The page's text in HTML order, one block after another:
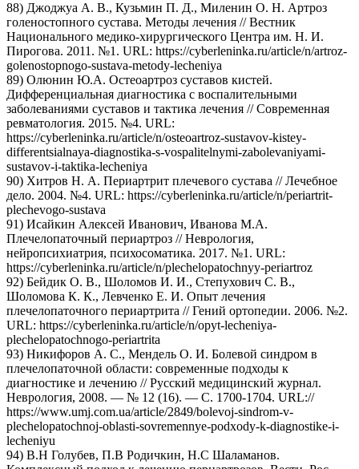
88) Джоджуа А. В., Кузьмин П. Д., Миленин О. Н. Артроз
голеностопного сустава. Методы лечения // Вестник
Национального медико-хирургического Центра им. Н. И.
Пирогова. 2011. №1. URL: https://cyberleninka.ru/article/n/artroz-
golenostopnogo-sustava-metody-lecheniya
89) Олюнин Ю.А. Остеоартроз суставов кистей.
Дифференциальная диагностика с воспалительными
заболеваниями суставов и тактика лечения // Современная
ревматология. 2015. №4. URL:
https://cyberleninka.ru/article/n/osteoartroz-sustavov-kistey-
differentsialnaya-diagnostika-s-vospalitelnymi-zabolevaniyami-
sustavov-i-taktika-lecheniya
90) Хитров Н. А. Периартрит плечевого сустава // Лечебное
дело. 2004. №4. URL: https://cyberleninka.ru/article/n/periartrit-
plechevogo-sustava
91) Исайкин Алексей Иванович, Иванова М.А.
Плечелопаточный периартроз // Неврология,
нейропсихиатрия, психосоматика. 2017. №1. URL:
https://cyberleninka.ru/article/n/plechelopatochnyy-periartroz
92) Бейдик О. В., Шоломов И. И., Степухович С. В.,
Шоломова К. К., Левченко Е. И. Опыт лечения
плечелопаточного периартрита // Гений ортопедии. 2006. №2.
URL: https://cyberleninka.ru/article/n/opyt-lecheniya-
plechelopatochnogo-periartrita
93) Никифоров А. С., Мендель О. И. Болевой синдром в
плечелопаточной области: современные подходы к
диагностике и лечению // Русский медицинский журнал.
Неврология, 2008. — № 12 (16). — С. 1700-1704. URL://
https://www.umj.com.ua/article/2849/bolevoj-sindrom-v-
plechelopatochnoj-oblasti-sovremennye-podxody-k-diagnostike-i-
lecheniyu
94) В.Н Голубев, П.В Родичкин, Н.С Шаламанов.